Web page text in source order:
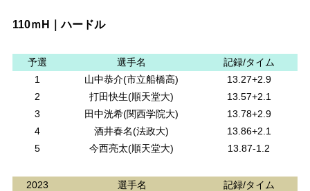
110ｍH｜ハードル
予選 選手名
記録/タイム
1
山中恭介(市立船橋高)
13.27+2.9
2
打田快生(順天堂大)
13.57+2.1
3
田中洸希(関西学院大)
13.78+2.9
4
酒井春名(法政大)
13.86+2.1
5
今西亮太(順天堂大) 13.87-1.2
2023 選手名
記録/タイム